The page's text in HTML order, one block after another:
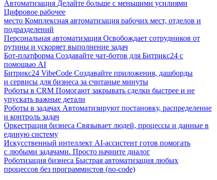
Автоматизация Делайте больше с меньшими усилиями
Цифровое рабочее
место Комплексная автоматизация рабочих мест, отделов и
подразделений
Персональная автоматизация Освобождает сотрудников от
рутины и ускоряет выполнение задач
Бот-платформа Создавайте чат-ботов для Битрикс24 с
помощью AI
Битрикс24 VibeCode Создавайте приложения, дашборды
и сервисы для бизнеса за считаные минуты
Роботы в CRM Помогают закрывать сделки быстрее и не
упускать важные детали
Роботы в задачах Автоматизируют постановку, распределение
и контроль задач
Оркестрация бизнеса Связывает людей, процессы и данные в
единую систему
Искусственный интеллект AI-ассистент готов помогать
с любыми задачами. Просто начните диалог
Роботизация бизнеса Быстрая автоматизация любых
процессов без программистов (no-code)